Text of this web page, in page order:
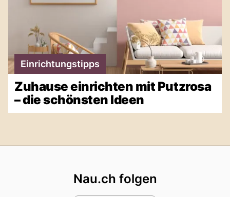
Einrichtungstipps
Zuhause einrichten mit Putzrosa
– die schönsten Ideen
Nau.ch folgen